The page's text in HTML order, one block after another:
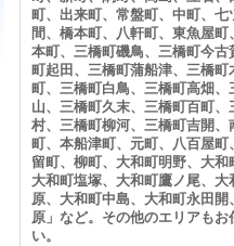
町、出来町、常盤町、中町、七
間、橋本町、八軒町、東魚屋町
本町、三橋町磯鳥、三橋町今
町起田、三橋町蒲船津、三橋
町、三橋町白鳥、三橋町高畑
山、三橋町久末、三橋町百町
村、三橋町柳河、三橋町吉開
町、本船津町、元町、八百屋
留町、柳町、大和町明野、大和
大和町塩塚、大和町鷹ノ尾、
原、大和町中島、大和町永田
原」など。その他のエリアも
い。